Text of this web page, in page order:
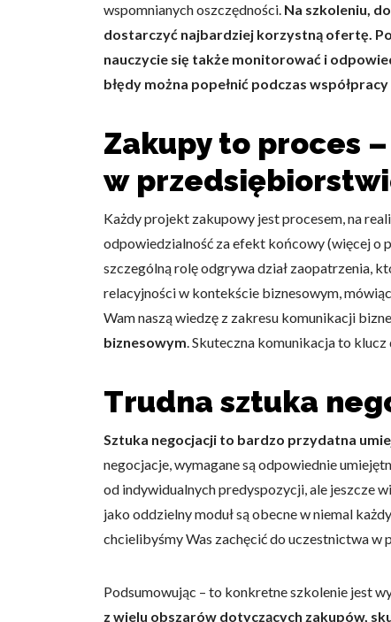
wspomnianych oszczędności. Na szkoleniu,
dostarczyć najbardziej korzystną ofertę.
nauczycie się także monitorować i
błędy można popełnić podczas współpracy
Zakupy to proces
w
Każdy projekt zakupowy jest procesem, na
odpowiedzialność za efekt końcowy (więcej o
szczególną rolę odgrywa dział zaopatrzenia,
relacyjności w kontekście biznesowym,
Wam naszą wiedzę z zakresu komunikacji
biznesowym. Skuteczna komunikacja to
Trudna sztuka
Sztuka negocjacji to bardzo przydatna
negocjacje, wymagane są odpowiednie
od indywidualnych predyspozycji, ale jeszcze
jako oddzielny moduł są obecne w niemal
chcielibyśmy Was zachęcić do uczestnictwa w
Podsumowując – to konkretne szkolenie jest
z wielu obszarów dotyczących zakupów,